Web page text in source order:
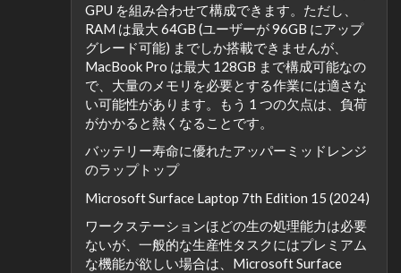
GPU を組み合わせて構成できます。ただし、
RAM は最大 64GB (ユーザーが 96GB にアップ
グレード可能) までしか搭載できませんが、
MacBook Pro は最大 128GB まで構成可能なの
で、大量のメモリを必要とする作業には適さな
い可能性があります。もう 1 つの欠点は、負荷
がかかると熱くなることです。
バッテリー寿命に優れたアッパーミッドレンジ
のラップトップ
Microsoft Surface Laptop 7th Edition 15 (2024)
ワークステーションほどの生の処理能力は必要
ないが、一般的な生産性タスクにはプレミアム
な機能が欲しい場合は、Microsoft Surface